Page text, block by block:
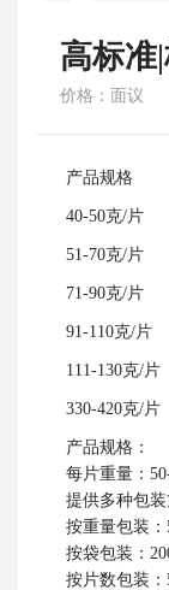
高标准
价格：面议
产品规格
40-50克/片
51-70克/片
71-90克/片
91-110克/片
111-130克/片
330-420克/片
产品规格：
每片重量：
提供多种包
按重量包装
按袋包装：
按片数包装：